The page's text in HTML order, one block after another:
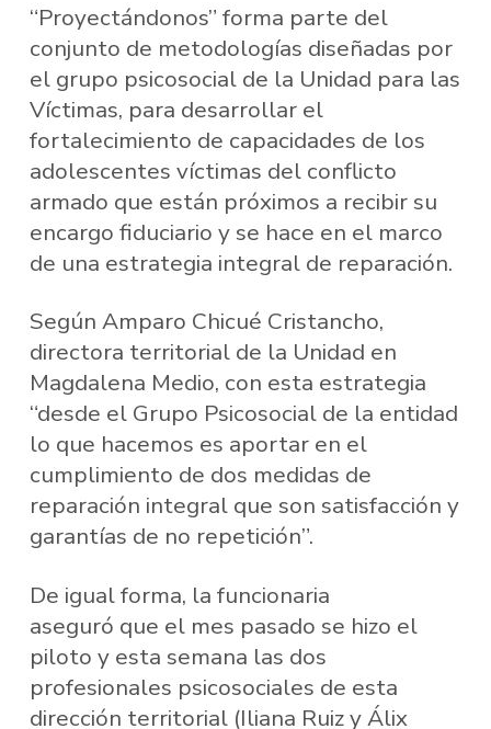
“Proyectándonos” forma parte del
conjunto de metodologías diseñadas por
el grupo psicosocial de la Unidad para las
Víctimas, para desarrollar el
fortalecimiento de capacidades de los
adolescentes víctimas del conflicto
armado que están próximos a recibir su
encargo fiduciario y se hace en el marco
de una estrategia integral de reparación.
Según Amparo Chicué Cristancho,
directora territorial de la Unidad en
Magdalena Medio, con esta estrategia
“desde el Grupo Psicosocial de la entidad
lo que hacemos es aportar en el
cumplimiento de dos medidas de
reparación integral que son satisfacción y
garantías de no repetición”.
De igual forma, la funcionaria
aseguró que el mes pasado se hizo el
piloto y esta semana las dos
profesionales psicosociales de esta
dirección territorial (Iliana Ruiz y Álix